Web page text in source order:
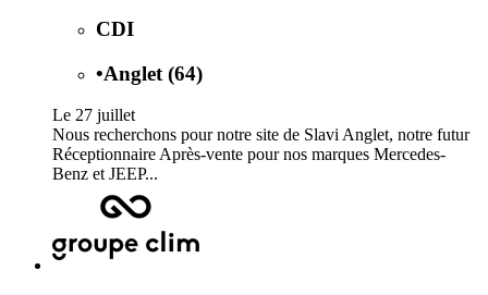
CDI
•Anglet (64)
Le 27 juillet
Nous recherchons pour notre site de Slavi Anglet, notre futur
Réceptionnaire Après-vente pour nos marques Mercedes-
Benz et JEEP...